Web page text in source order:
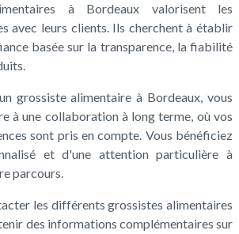
à Bordeaux valorisent les
avec leurs clients. Ils cherchent à établir
basée sur la transparence, la fiabilité
grossiste alimentaire à Bordeaux, vous
à une collaboration à long terme, où vos
sont pris en compte. Vous bénéficiez
et d'une attention particulière à
parcours.
les différents grossistes alimentaires
des informations complémentaires sur